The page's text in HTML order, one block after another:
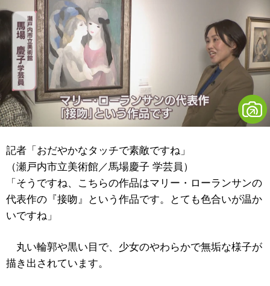
記者「おだやかなタッチで素敵ですね」
（瀬戸内市立美術館／馬場慶子 学芸員）
「そうですね、こちらの作品はマリー・ローランサンの
代表作の『接吻』という作品です。とても色合いが温か
いですね」
丸い輪郭や黒い目で、少女のやわらかで無垢な様子が
描き出されています。